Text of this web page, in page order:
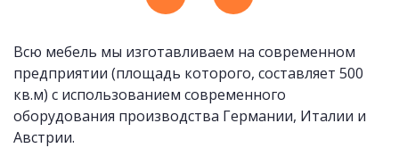
Всю мебель мы изготавливаем на современном
предприятии (площадь которого, составляет 500
кв.м) с использованием современного
оборудования производства Германии, Италии и
Австрии.